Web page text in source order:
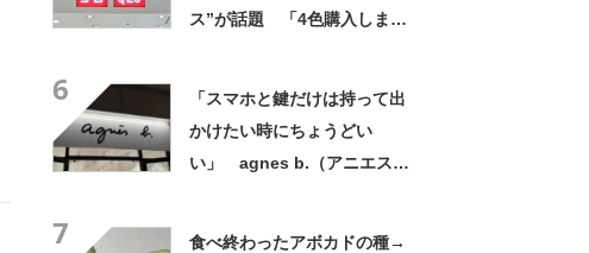
ス”が話題 「4色購入しまし
6
「スマホと鍵だけは持って出
かけたい時にちょうどい
い」 agnes b.（アニエスべ
7
食べ終わったアボカドの種→